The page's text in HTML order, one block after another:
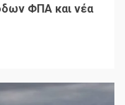
ΦΠΑ και νέα